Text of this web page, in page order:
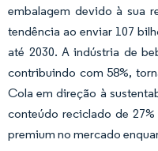
embalagem devido à sua
tendência ao enviar 107
até 2030. A indústria de
contribuindo com 58%,
Cola em direção à
conteúdo reciclado de
premium no mercado